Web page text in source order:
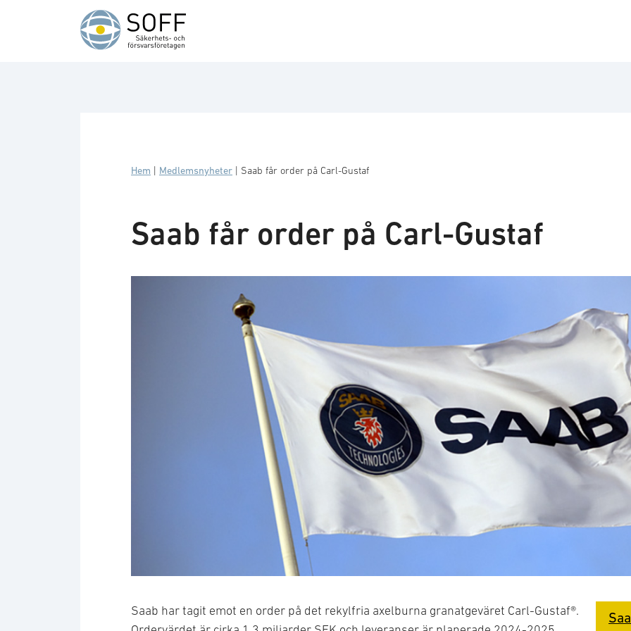
Hoppa till innehåll
Hem Medlemsnyheter Saab får order på Carl-Gustaf
Saab får order på Carl-Gustaf
Saab har tagit emot en order på det rekylfria axelburna granatgeväret Carl-Gustaf®.